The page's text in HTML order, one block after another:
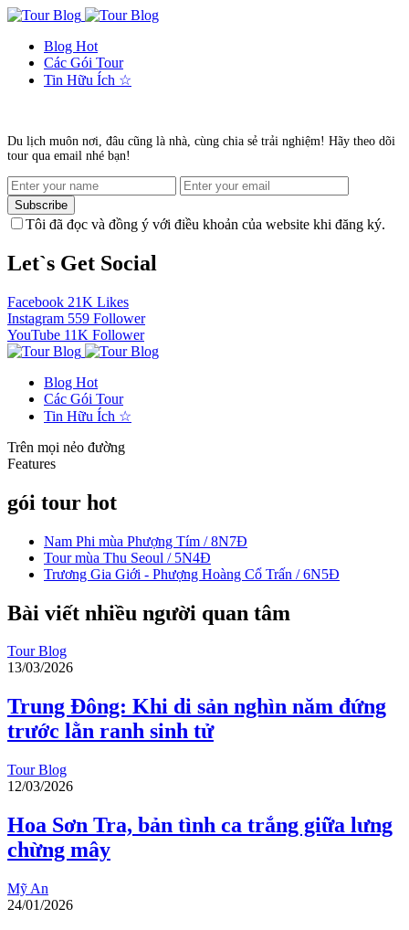
Blog Hot
Các Gói Tour
Tin Hữu Ích ☆
Du lịch muôn nơi, đâu cũng là nhà, cùng chia sẻ trải nghiệm! Hãy theo dõi
tour qua email nhé bạn!
Subscribe
Tôi đã đọc và đồng ý với điều khoản của website khi đăng ký.
Let`s Get Social
Facebook 21K Likes
Instagram 559 Follower
YouTube 11K Follower
Blog Hot
Các Gói Tour
Tin Hữu Ích ☆
Trên mọi nẻo đường
Features
gói tour hot
Nam Phi mùa Phượng Tím / 8N7Đ
Tour mùa Thu Seoul / 5N4Đ
Trương Gia Giới - Phượng Hoàng Cổ Trấn / 6N5Đ
Bài viết nhiều người quan tâm
Tour Blog
13/03/2026
Trung Đông: Khi di sản nghìn năm đứng
trước lằn ranh sinh tử
Tour Blog
12/03/2026
Hoa Sơn Tra, bản tình ca trắng giữa lưng
chừng mây
Mỹ An
24/01/2026